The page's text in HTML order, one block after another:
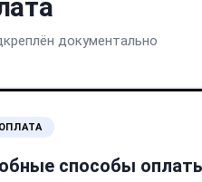
документально
способы